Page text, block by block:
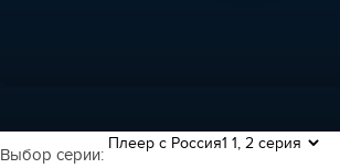
Выбор серии: